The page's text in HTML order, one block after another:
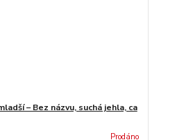
– Bez názvu, suchá jehla, ca
Prodáno